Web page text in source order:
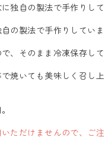
独自の製法で手作りして
の製法で手作りしていま
、そのまま冷凍保存して
焼いても美味しく召し上
ただけませんので、ご注